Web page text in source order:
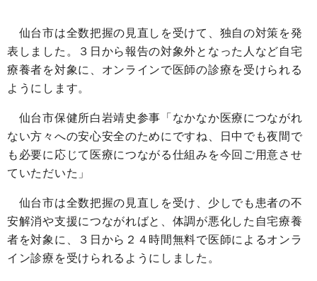
仙台市は全数把握の見直しを受けて、独自の対策を発
表しました。３日から報告の対象外となった人など自宅
療養者を対象に、オンラインで医師の診療を受けられる
ようにします。
仙台市保健所白岩靖史参事「なかなか医療につながれ
ない方々への安心安全のためにですね、日中でも夜間で
も必要に応じて医療につながる仕組みを今回ご用意させ
ていただいた」
仙台市は全数把握の見直しを受け、少しでも患者の不
安解消や支援につながればと、体調が悪化した自宅療養
者を対象に、３日から２４時間無料で医師によるオンラ
イン診療を受けられるようにしました。